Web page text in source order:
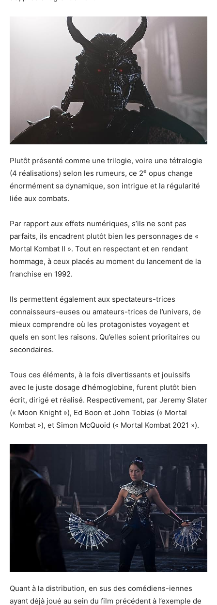
Plutôt présenté comme une trilogie, voire une tétralogie
(4 réalisations) selon les rumeurs, ce 2e opus change
énormément sa dynamique, son intrigue et la régularité
liée aux combats.
Par rapport aux effets numériques, s’ils ne sont pas
parfaits, ils encadrent plutôt bien les personnages de «
Mortal Kombat II ». Tout en respectant et en rendant
hommage, à ceux placés au moment du lancement de la
franchise en 1992.
Ils permettent également aux spectateurs-trices
connaisseurs-euses ou amateurs-trices de l’univers, de
mieux comprendre où les protagonistes voyagent et
quels en sont les raisons. Qu’elles soient prioritaires ou
secondaires.
Tous ces éléments, à la fois divertissants et jouissifs
avec le juste dosage d’hémoglobine, furent plutôt bien
écrit, dirigé et réalisé. Respectivement, par Jeremy Slater
(« Moon Knight »), Ed Boon et John Tobias (« Mortal
Kombat »), et Simon McQuoid (« Mortal Kombat 2021 »).
Quant à la distribution, en sus des comédiens-iennes
ayant déjà joué au sein du film précédent à l’exemple de